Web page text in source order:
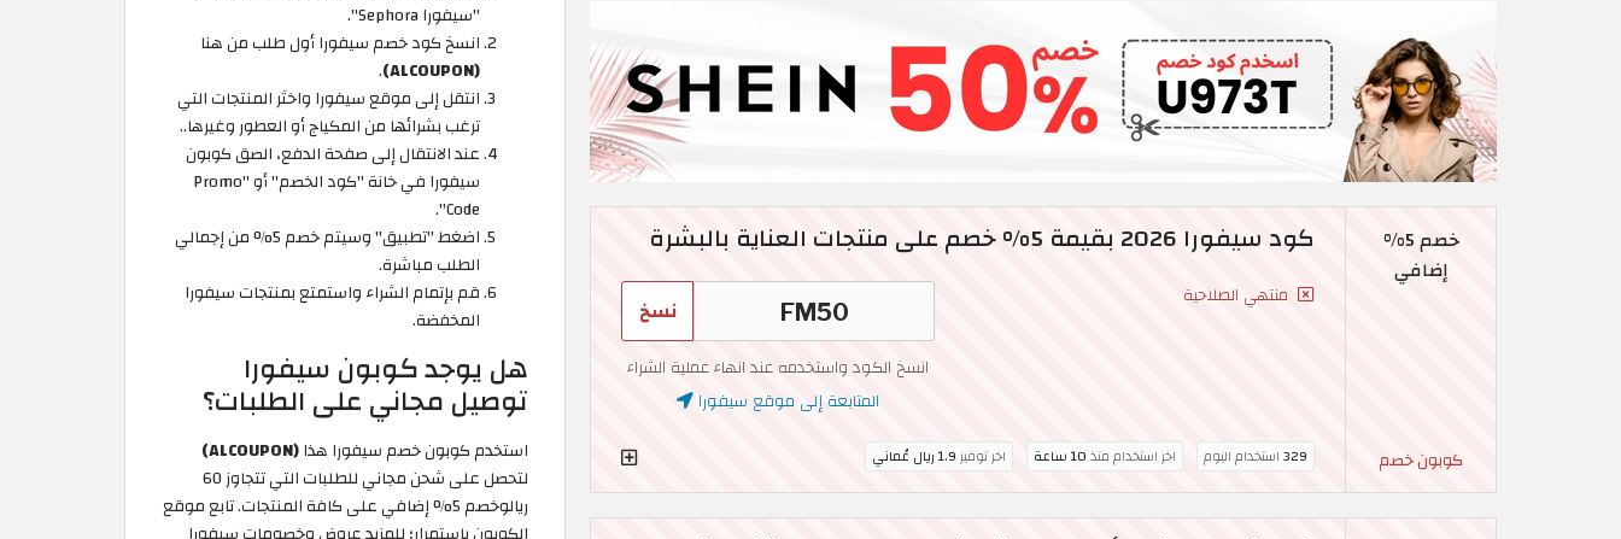
خصم 5%
إضافي
كوبون خصم
كود سيفورا 2026 بقيمة 5% خصم على منتجات العناية بالبشرة
منتهي الصلاحية نسخ
انسخ الكود واستخدمه عند انهاء عملية الشراء
المتابعة إلى موقع سيفورا
329استخدام اليوم اخر استخدام منذ10 ساعة اخر توفير1.9 ريال عُماني
"سيفورا Sephora".
انسخ كود خصم سيفورا أول طلب من هنا
(ALCOUPON)
.
انتقل إلى موقع سيفورا واختَر المنتجات التي
ترغب بشرائها من المكياج أو العطور وغيرها..
عند الانتقال إلى صفحة الدفع، الصق كوبون
سيفورا في خانة "كود الخصم" أو "Promo
Code".
اضغط "تطبيق" وسيتم خصم 5% من إجمالي
الطلب مباشرة.
قم بإتمام الشراء واستمتع بمنتجات سيفورا
المخفضة.
هل يوجد كوبون سيفورا
توصيل مجاني على الطلبات؟
استخدم كوبون خصم سيفورا هذا(ALCOUPON)
لتحصل على شحن مجاني للطلبات التي تتجاوز 60
ريالوخصم 5% إضافي على كافة المنتجات. تابع موقع